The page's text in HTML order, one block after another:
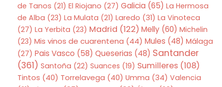
de Tanos (21) El Riojano (27) Galicia (65) La Hermosa
de Alba (23) La Mulata (21) Laredo (31) La Vinoteca
(27) La Yerbita (23) Madrid (122) Melly(60) Michelin
(23) Mis vinos de cuarentena (44) Mules (48) Málaga
(27) Pais Vasco (58) Queserias (48) Santander
(361) Santoña (22) Suances (19) Sumilleres(108)
Tintos (40) Torrelavega (40) Umma (34) Valencia